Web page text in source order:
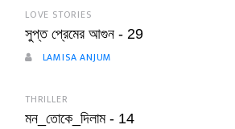
LOVE STORIES
সুপ্ত প্রেমের আগুন - 29
LAMISA ANJUM
THRILLER
মন_তোকে_দিলাম - 14